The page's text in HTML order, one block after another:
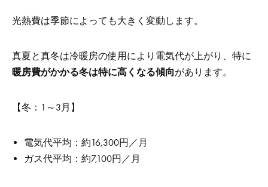
光熱費は季節によっても大きく変動します。
真夏と真冬は冷暖房の使用により電気代が上がり、特に
暖房費がかかる冬は特に高くなる傾向があります。
【冬：1～3月】
電気代平均：約16,300円／月
ガス代平均：約7,100円／月